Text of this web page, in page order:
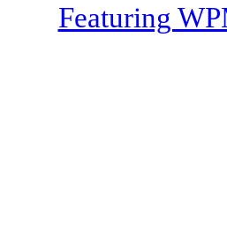
Featuring